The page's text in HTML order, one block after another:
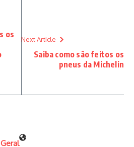
os
Next Article
Saiba como são feitos os
pneus da Michelin